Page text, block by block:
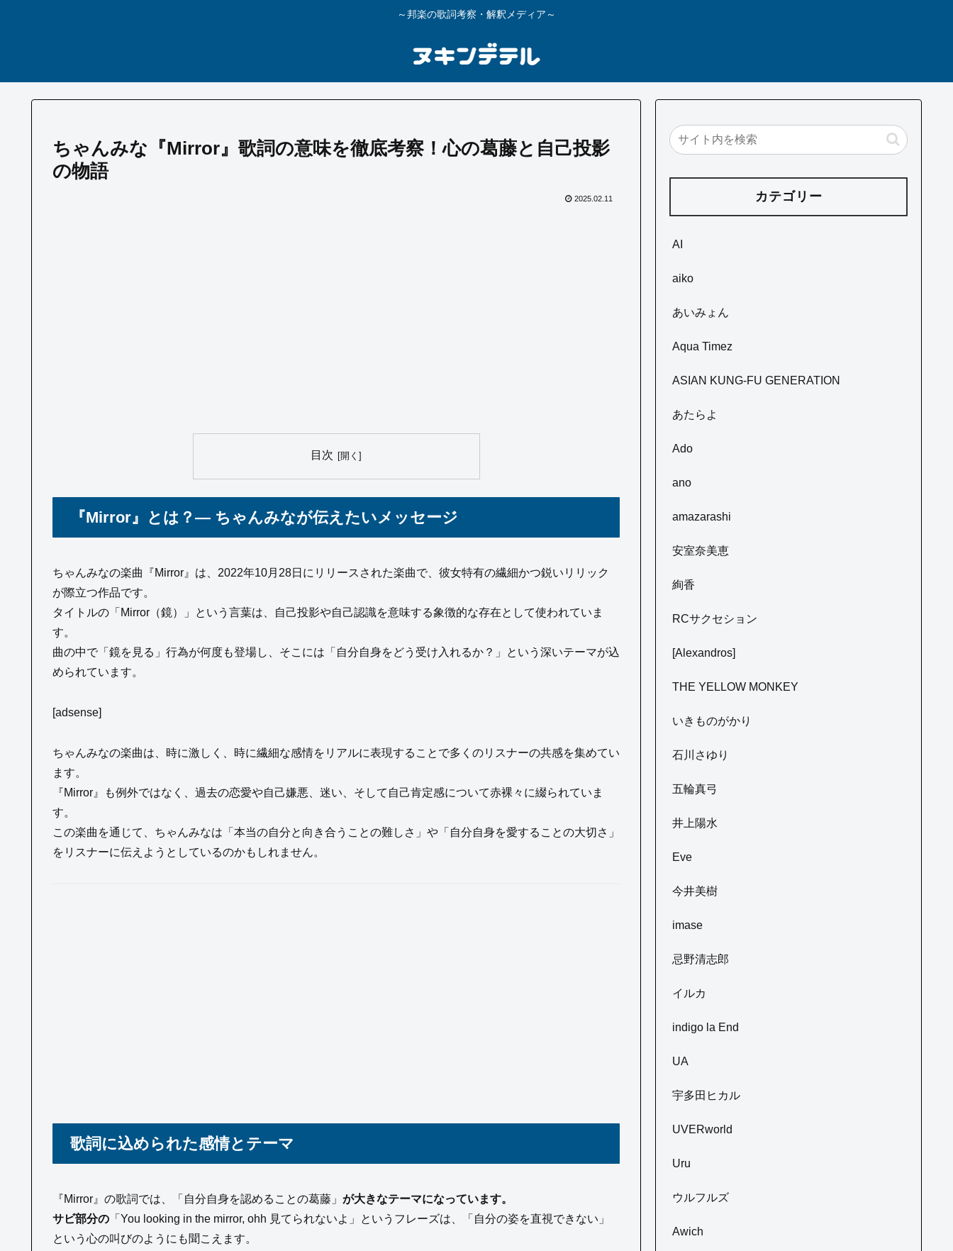
～邦楽の歌詞考察・解釈メディア～
ちゃんみな『Mirror』歌詞の意味を徹底考察！心の葛藤と自己投影
の物語
2025.02.11
目次
『Mirror』とは？— ちゃんみなが伝えたいメッセージ
ちゃんみなの楽曲『Mirror』は、2022年10月28日にリリースされた楽曲で、彼女特有の繊細かつ鋭いリリック
が際立つ作品です。
タイトルの「Mirror（鏡）」という言葉は、自己投影や自己認識を意味する象徴的な存在として使われていま
す。
曲の中で「鏡を見る」行為が何度も登場し、そこには「自分自身をどう受け入れるか？」という深いテーマが込
められています。
[adsense]
ちゃんみなの楽曲は、時に激しく、時に繊細な感情をリアルに表現することで多くのリスナーの共感を集めてい
ます。
『Mirror』も例外ではなく、過去の恋愛や自己嫌悪、迷い、そして自己肯定感について赤裸々に綴られていま
す。
この楽曲を通じて、ちゃんみなは「本当の自分と向き合うことの難しさ」や「自分自身を愛することの大切さ」
をリスナーに伝えようとしているのかもしれません。
歌詞に込められた感情とテーマ
『Mirror』の歌詞では、「自分自身を認めることの葛藤」 が大きなテーマになっています。
サビ部分の 「You looking in the mirror, ohh 見てられないよ」というフレーズは、「自分の姿を直視できない」
という心の叫びのようにも聞こえます。
カテゴリー
AI
aiko
あいみょん
Aqua Timez
ASIAN KUNG-FU GENERATION
あたらよ
Ado
ano
amazarashi
安室奈美恵
絢香
RCサクセション
[Alexandros]
THE YELLOW MONKEY
いきものがかり
石川さゆり
五輪真弓
井上陽水
Eve
今井美樹
imase
忌野清志郎
イルカ
indigo la End
UA
宇多田ヒカル
UVERworld
Uru
ウルフルズ
Awich